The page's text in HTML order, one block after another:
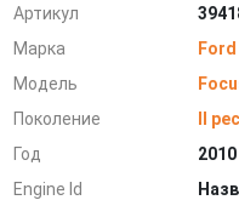
Артикул
Марка
Ford
Модель
Поколение
II
Год
2010
Engine Id